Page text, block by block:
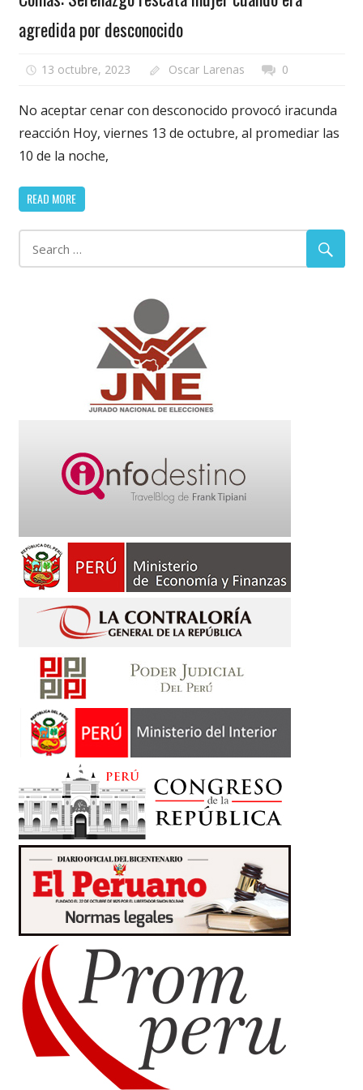
agredida por desconocido
13 octubre, 2023 Oscar Larenas 0
No aceptar cenar con desconocido provocó iracunda
reacción Hoy, viernes 13 de octubre, al promediar las
10 de la noche,
READ MORE